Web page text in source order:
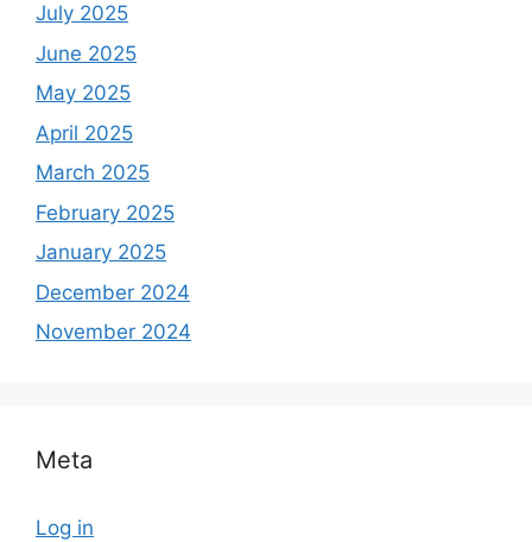
July 2025
June 2025
May 2025
April 2025
March 2025
February 2025
January 2025
December 2024
November 2024
Meta
Log in